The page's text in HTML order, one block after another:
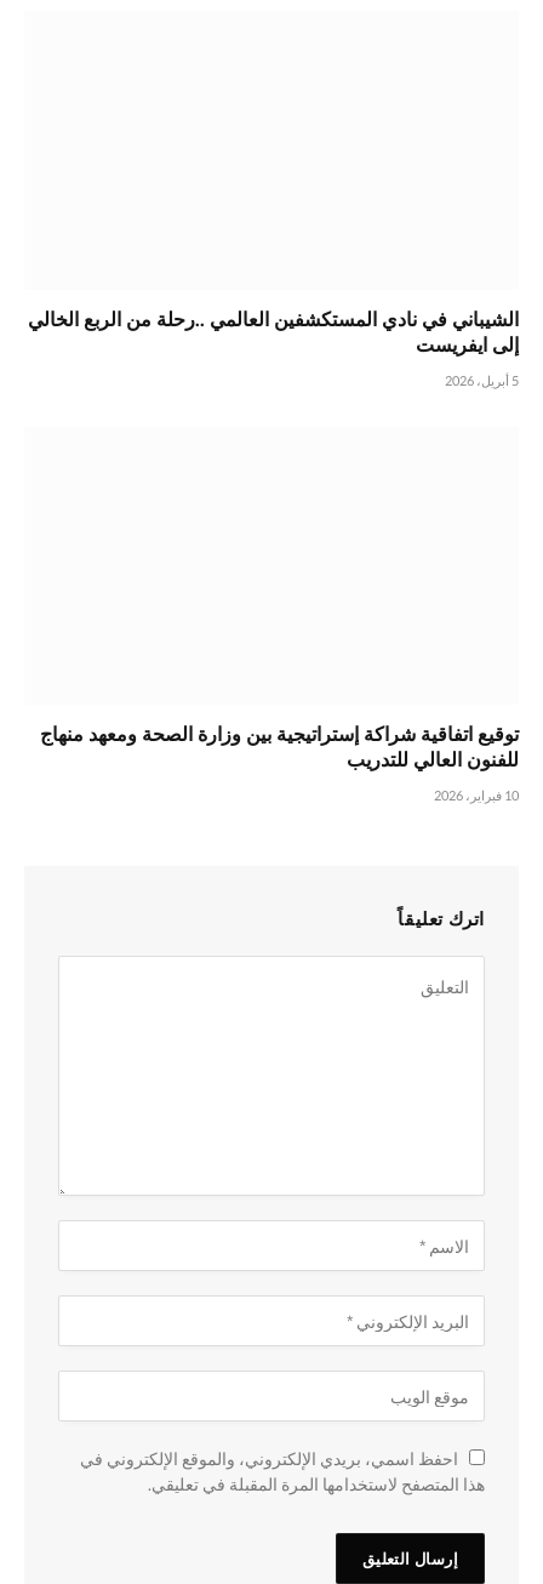
الشيباني في نادي المستكشفين العالمي ..رحلة من الربع الخالي
إلى ايفريست
5 أبريل، 2026
توقيع اتفاقية شراكة إستراتيجية بين وزارة الصحة ومعهد منهاج
للفنون العالي للتدريب
10 فبراير، 2026
اترك تعليقاً
احفظ اسمي، بريدي الإلكتروني، والموقع الإلكتروني في
هذا المتصفح لاستخدامها المرة المقبلة في تعليقي.